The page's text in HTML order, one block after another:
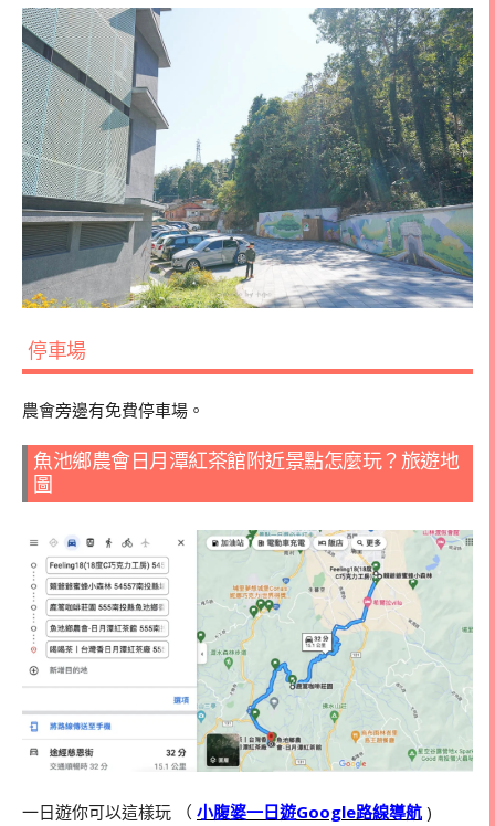
停車場
農會旁邊有免費停車場。
魚池鄉農會日月潭紅茶館附近景點怎麼玩？旅遊地
圖
一日遊你可以這樣玩 （ 小腹婆一日遊Google路線導航 )